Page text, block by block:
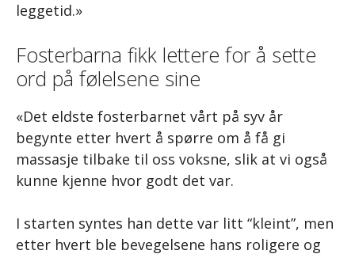
leggetid.»
Fosterbarna fikk lettere for å sette
ord på følelsene sine
«Det eldste fosterbarnet vårt på syv år
begynte etter hvert å spørre om å få gi
massasje tilbake til oss voksne, slik at vi også
kunne kjenne hvor godt det var.
I starten syntes han dette var litt “kleint”, men
etter hvert ble bevegelsene hans roligere og